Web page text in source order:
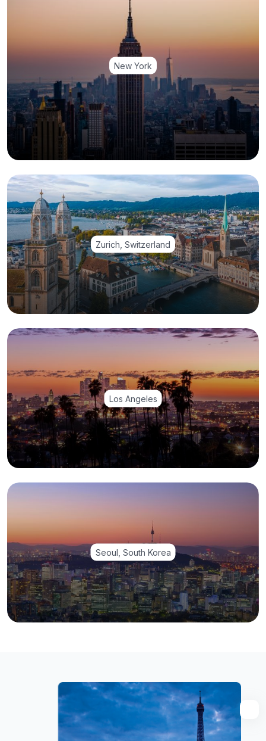
New York
Zurich, Switzerland
Los Angeles
Seoul, South Korea